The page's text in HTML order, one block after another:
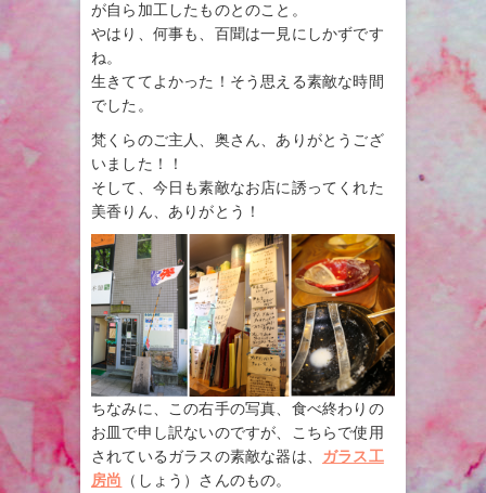
が自ら加工したものとのこと。
やはり、何事も、百聞は一見にしかずです
ね。
生きててよかった！そう思える素敵な時間
でした。
梵くらのご主人、奥さん、ありがとうござ
いました！！
そして、今日も素敵なお店に誘ってくれた
美香りん、ありがとう！
ちなみに、この右手の写真、食べ終わりの
お皿で申し訳ないのですが、こちらで使用
されているガラスの素敵な器は、 ガラス工
房尚 （しょう）さんのもの。